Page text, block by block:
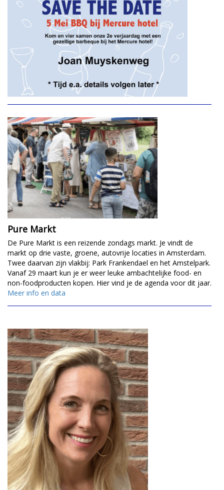
Pure Markt
De Pure Markt is een reizende zondags markt. Je vindt de
markt op drie vaste, groene, autovrije locaties in Amsterdam.
Twee daarvan zijn vlakbij: Park Frankendael en het Amstelpark.
Vanaf 29 maart kun je er weer leuke ambachtelijke food- en
non-foodproducten kopen. Hier vind je de agenda voor dit jaar.
Meer info en data